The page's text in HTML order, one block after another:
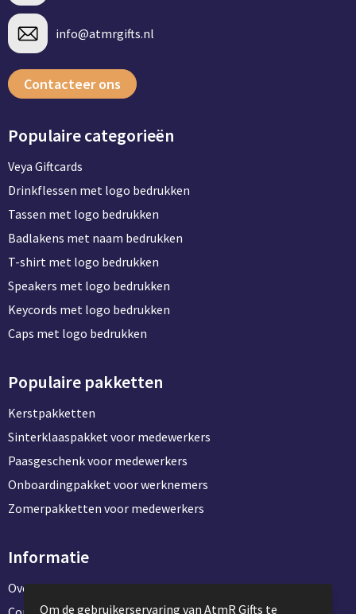
info@atmrgifts.nl
Contacteer ons
Populaire categorieën
Veya Giftcards
Drinkflessen met logo bedrukken
Tassen met logo bedrukken
Badlakens met naam bedrukken
T-shirt met logo bedrukken
Speakers met logo bedrukken
Keycords met logo bedrukken
Caps met logo bedrukken
Populaire pakketten
Kerstpakketten
Sinterklaaspakket voor medewerkers
Paasgeschenk voor medewerkers
Onboardingpakket voor werknemers
Zomerpakketten voor medewerkers
Informatie
Over ons
Om de gebruikerservaring van AtmR Gifts te